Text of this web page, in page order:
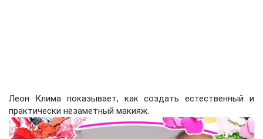
Леон Клима показывает, как создать естественный и
практически незаметный макияж.